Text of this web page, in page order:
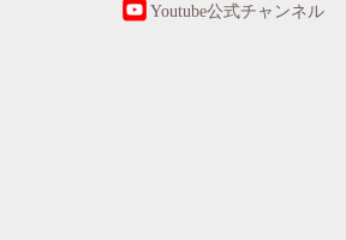
Youtube公式チャンネル